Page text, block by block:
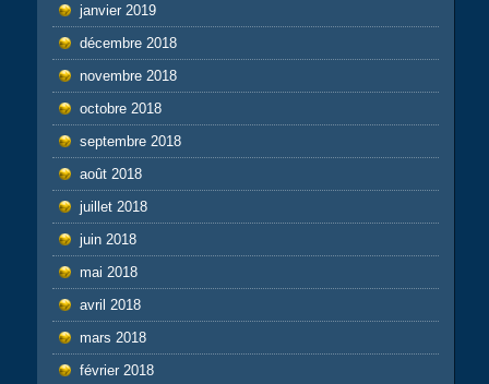
janvier 2019
décembre 2018
novembre 2018
octobre 2018
septembre 2018
août 2018
juillet 2018
juin 2018
mai 2018
avril 2018
mars 2018
février 2018